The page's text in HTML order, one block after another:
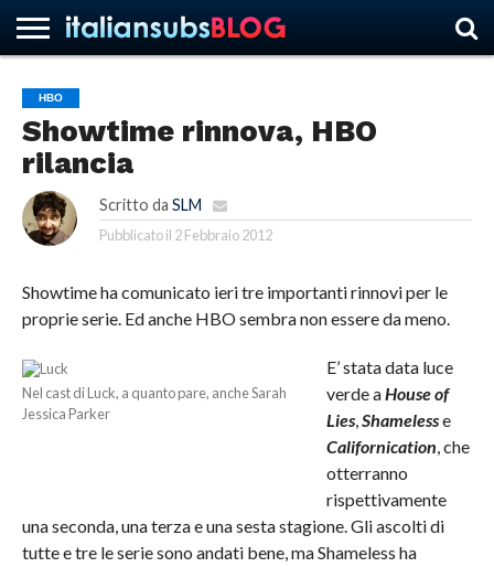
HOME
NEWS
ASCOLTI
RECENSIONI
INTERVISTE
CURIOSITÀ
CHI
SIAMO
CONTATTACI
FORUM
ITALIANSUBS
HBO
Showtime rinnova, HBO
rilancia
Scritto da SLM
Pubblicato il 2 Febbraio 2012
Showtime ha comunicato ieri tre importanti rinnovi per le
proprie serie. Ed anche HBO sembra non essere da meno.
Nel cast di Luck, a quanto pare, anche Sarah
Jessica Parker
E’ stata data luce
verde aHouse of
Lies,Shamelesse
Californication, che
otterranno
rispettivamente
una seconda, una terza e una sesta stagione. Gli ascolti di
tutte e tre le serie sono andati bene, ma Shameless ha